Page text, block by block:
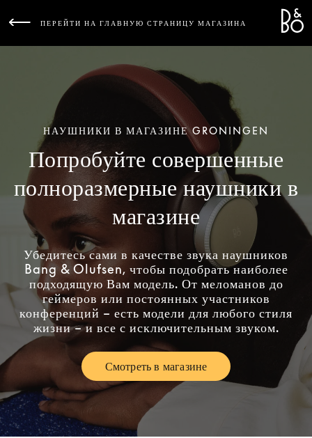
ПЕРЕЙТИ НА ГЛАВНУЮ СТРАНИЦУ МАГАЗИНА
НАУШНИКИ В МАГАЗИНЕ GRONINGEN
Попробуйте совершенные
полноразмерные наушники в
магазине
Убедитесь сами в качестве звука наушников
Bang & Olufsen, чтобы подобрать наиболее
подходящую Вам модель. От меломанов до
геймеров или постоянных участников
конференций – есть модели для любого стиля
жизни – и все с исключительным звуком.
Смотреть в магазинеLink Opens in New Tab